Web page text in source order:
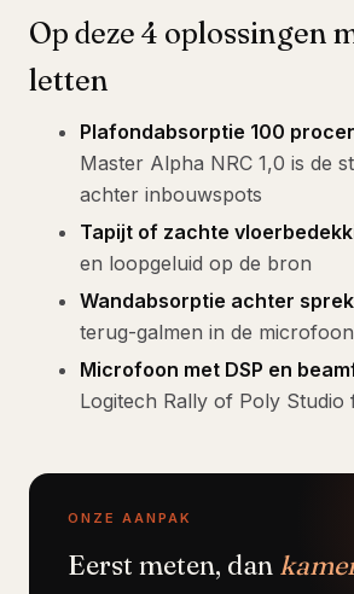
Op deze 4 oplossingen
letten
Plafondabsorptie 100
Master Alpha NRC 1,0 is de
achter inbouwspots
Tapijt of zachte
en loopgeluid op de bron
Wandabsorptie achter
terug-galmen in de microfoon
Microfoon met DSP en
Logitech Rally of Poly
ONZE AANPAK
Eerst meten, dan